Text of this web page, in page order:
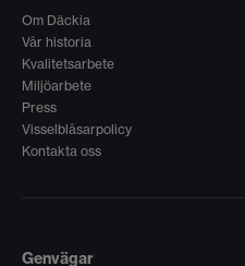
Om Däckia
Vår historia
Kvalitetsarbete
Miljöarbete
Press
Visselblåsarpolicy
Kontakta oss
Genvägar